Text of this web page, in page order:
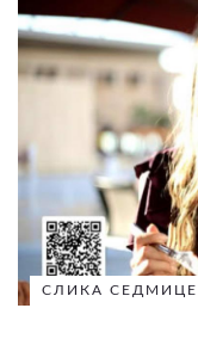
СЛИКА СЕДМИЦЕ